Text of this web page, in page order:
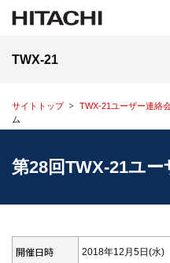
TWX-21
サイトトップ TWX-21ユーザー連絡
ム
第28回TWX-21ユ
開催日時 2018年12月5日(水)